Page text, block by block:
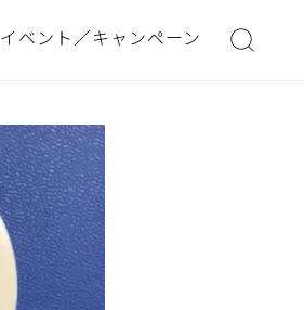
イベント／キャンペーン